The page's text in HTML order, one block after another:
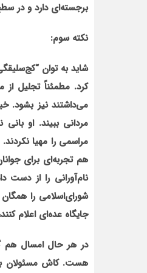
برجسته‌ای دارد و در
نکته سوم:
شاید به توان
کرد. مطمئناً تجلیل
می‌داشتند نیز بشود.
مردانی ببیند. او
مراسمی را مهیا
هم تجربه‌ای برای
نام‌آورانی را از دست
شورای‌اسلامی را
جایگاه عده‌ای اعلام
در هر حال امسال هم
هست. کاش مسئولان با